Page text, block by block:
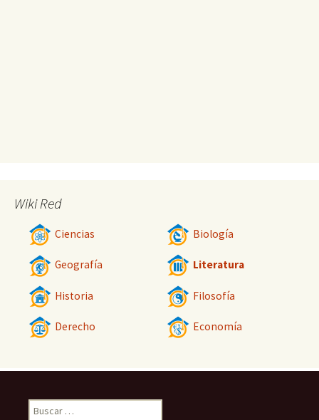
Wiki Red
Ciencias Biología
Geografía Literatura
Historia Filosofía
Derecho Economía
Buscar: